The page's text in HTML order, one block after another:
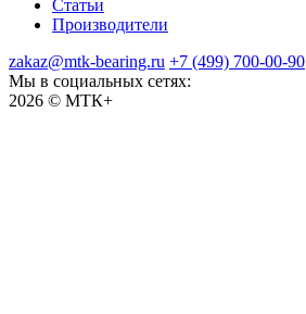
Статьи
Производители
zakaz@mtk-bearing.ru +7 (499) 700-00-90
Мы в социальных сетях:
2026 © МТК+